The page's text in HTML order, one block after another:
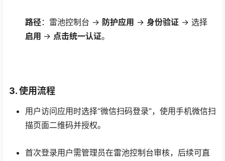
路径：雷池控制台 → 防护应用 → 身份验证 → 选择
启用 → 点击统一认证。
3. 使用流程
用户访问应用时选择“微信扫码登录”，使用手机微信扫
描页面二维码并授权。
首次登录用户需管理员在雷池控制台审核，后续可直